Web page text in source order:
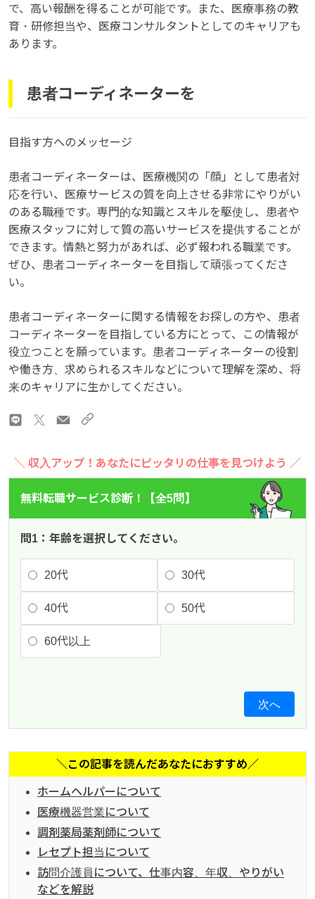
で、高い報酬を得ることが可能です。また、医療事務の教
育・研修担当や、医療コンサルタントとしてのキャリアも
あります。
患者コーディネーターを
目指す方へのメッセージ
患者コーディネーターは、医療機関の「顔」として患者対
応を行い、医療サービスの質を向上させる非常にやりがい
のある職種です。専門的な知識とスキルを駆使し、患者や
医療スタッフに対して質の高いサービスを提供することが
できます。情熱と努力があれば、必ず報われる職業です。
ぜひ、患者コーディネーターを目指して頑張ってくださ
い。
患者コーディネーターに関する情報をお探しの方や、患者
コーディネーターを目指している方にとって、この情報が
役立つことを願っています。患者コーディネーターの役割
や働き方、求められるスキルなどについて理解を深め、将
来のキャリアに生かしてください。
＼ 収入アップ！あなたにピッタリの仕事を見つけよう ／
無料転職サービス診断！【全5問】
問1：年齢を選択してください。
20代 30代
40代 50代
60代以上
次へ
＼この記事を読んだあなたにおすすめ／
ホームヘルパーについて
医療機器営業について
調剤薬局薬剤師について
レセプト担当について
訪問介護員について、仕事内容、年収、やりがい
などを解説